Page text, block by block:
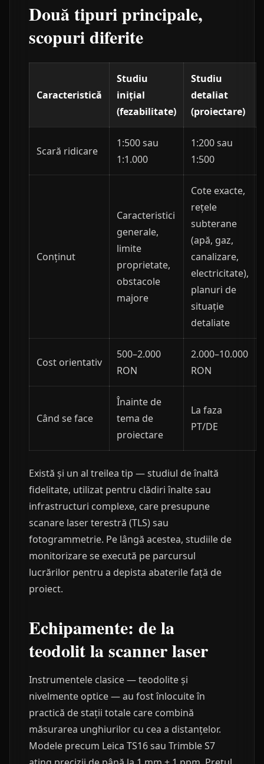
Două tipuri principale,
scopuri diferite
Caracteristică
Studiu
inițial
(fezabilitate)
Studiu
detaliat
(proiectare)
Scară ridicare
1:500 sau
1:1.000
1:200 sau
1:500
Conținut
Caracteristici
generale,
limite
proprietate,
obstacole
majore
Cote exacte,
rețele
subterane
(apă, gaz,
canalizare,
electricitate),
planuri de
situație
detaliate
Cost orientativ
500–2.000
RON
2.000–10.000
RON
Când se face
Înainte de
tema de
proiectare
La faza
PT/DE
Există și un al treilea tip — studiul de înaltă
fidelitate, utilizat pentru clădiri înalte sau
infrastructuri complexe, care presupune
scanare laser terestră (TLS) sau
fotogrammetrie. Pe lângă acestea, studiile de
monitorizare se execută pe parcursul
lucrărilor pentru a depista abaterile față de
proiect.
Echipamente: de la
teodolit la scanner laser
Instrumentele clasice — teodolite și
nivelmente optice — au fost înlocuite în
practică de stații totale care combină
măsurarea unghiurilor cu cea a distanțelor.
Modele precum Leica TS16 sau Trimble S7